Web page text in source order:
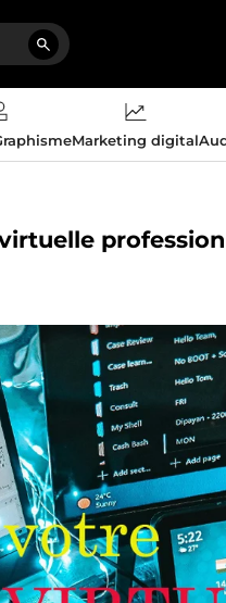
Marketing digital